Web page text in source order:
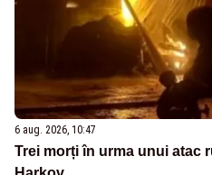
6 aug. 2026, 10:47
Trei morți în urma unui atac